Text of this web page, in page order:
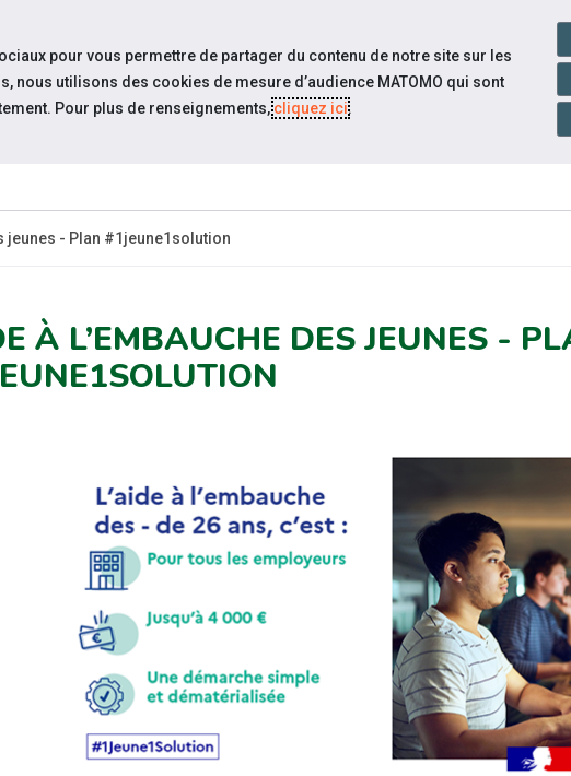
Accessibilité
QUI SOMMES-
ESPACE
jeunes - Plan #1jeune1solution
À L’EMBAUCHE DES JEUNES -
pour vous permettre de partager du contenu de notre site sur les
nous utilisons des cookies de mesure d’audience MATOMO qui sont
Pour plus de renseignements,cliquez ici.